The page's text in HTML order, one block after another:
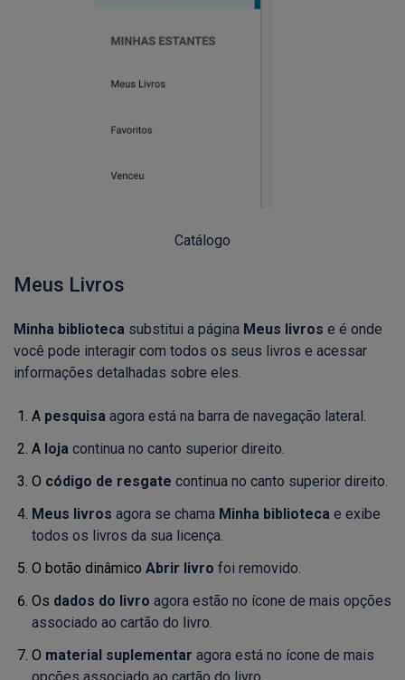
Catálogo
Meus Livros
Minha biblioteca substitui a página Meus livros e é onde
você pode interagir com todos os seus livros e acessar
informações detalhadas sobre eles.
A pesquisa agora está na barra de navegação lateral.
A loja continua no canto superior direito.
O código de resgate continua no canto superior direito.
Meus livros agora se chama Minha biblioteca e exibe
todos os livros da sua licença.
O botão dinâmico Abrir livro foi removido.
Os dados do livro agora estão no ícone de mais opções
associado ao cartão do livro.
O material suplementar agora está no ícone de mais